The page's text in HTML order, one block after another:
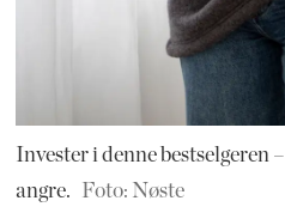
Invester i denne bestselgeren
angre.
Foto: Nøste